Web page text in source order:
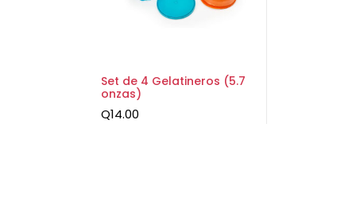
Set de 4 Gelatineros (5.7
onzas)
Q14.00